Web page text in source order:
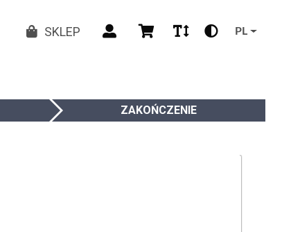
SKLEP PL
ZAKOŃCZENIE